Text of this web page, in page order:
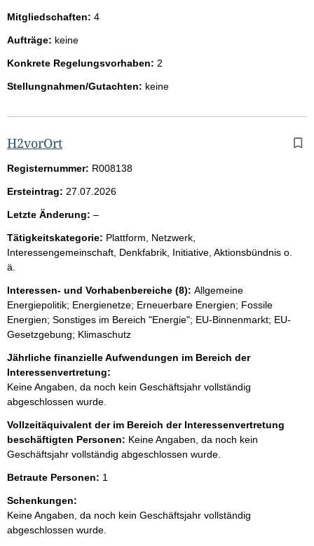
Mitgliedschaften: 4
Aufträge: keine
Konkrete Regelungsvorhaben: 2
Stellungnahmen/Gutachten: keine
H2vorOrt
Registernummer: R008138
Ersteintrag: 27.07.2026
Letzte Änderung: –l
e
r
Tätigkeitskategorie: Plattform, Netzwerk,
Interessengemeinschaft, Denkfabrik, Initiative, Aktionsbündnis o.
ä.
Interessen- und Vorhabenbereiche (8): Allgemeine
Energiepolitik; Energienetze; Erneuerbare Energien; Fossile
Energien; Sonstiges im Bereich "Energie"; EU-Binnenmarkt; EU-
Gesetzgebung; Klimaschutz
Jährliche finanzielle Aufwendungen im Bereich der
Interessenvertretung:
Keine Angaben, da noch kein Geschäftsjahr vollständig
abgeschlossen wurde.
Vollzeitäquivalent der im Bereich der Interessenvertretung
beschäftigten Personen: Keine Angaben, da noch kein
Geschäftsjahr vollständig abgeschlossen wurde.
Betraute Personen: 1
Schenkungen:
Keine Angaben, da noch kein Geschäftsjahr vollständig
abgeschlossen wurde.